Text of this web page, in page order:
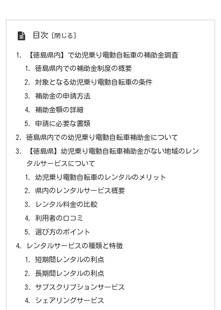
目次
【徳島県内】で幼児乗り電動自転車の補助金調査
徳島県内での補助金制度の概要
対象となる幼児乗り電動自転車の条件
補助金の申請方法
補助金額の詳細
申請に必要な書類
徳島県内での幼児乗り電動自転車補助金について
【徳島県】幼児乗り電動自転車補助金がない地域のレン
タルサービスについて
幼児乗り電動自転車のレンタルのメリット
県内のレンタルサービス概要
レンタル料金の比較
利用者の口コミ
選び方のポイント
レンタルサービスの種類と特徴
短期間レンタルの利点
長期間レンタルの利点
サブスクリプションサービス
シェアリングサービス